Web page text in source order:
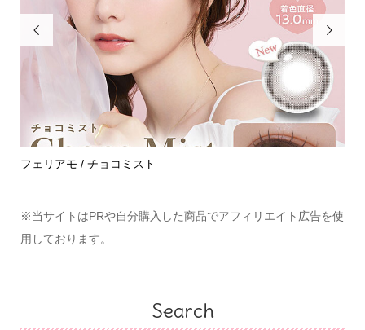

フェリアモ / チョコミスト

※当サイトはPRや自分購入した商品でアフィリエイト広告を使
用しております。
Search